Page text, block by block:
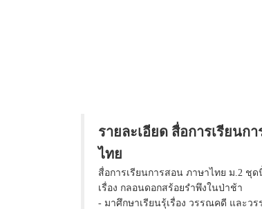
รายละเอียด สื่อการเรียนก
ไทย
สื่อการเรียนการสอน ภาษาไทย ม.2 ชุด
เรื่อง กลอนดอกสร้อยรำพึงในป่าช้า
- มาศึกษาเรียนรุ้เรื่อง วรรณคดี และว